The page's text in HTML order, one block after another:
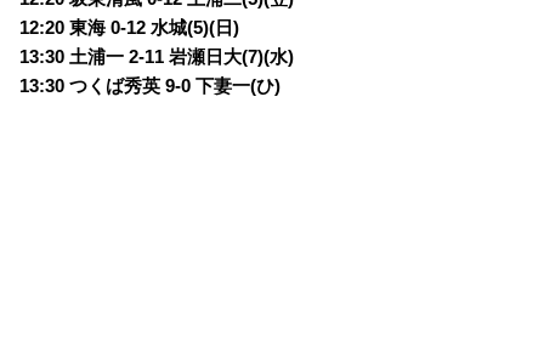
12:20 東海 0-12 水城(5)(日)
13:30 土浦一 2-11 岩瀬日大(7)(水)
13:30 つくば秀英 9-0 下妻一(ひ)